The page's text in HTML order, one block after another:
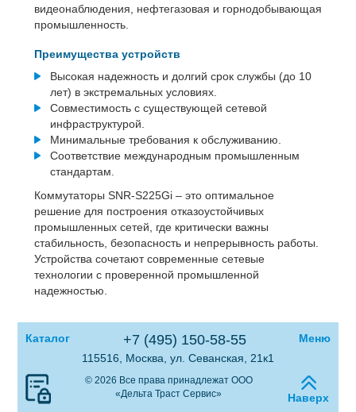
видеонаблюдения, нефтегазовая и горнодобывающая
промышленность.
Преимущества устройств
Высокая надежность и долгий срок службы (до 10
лет) в экстремальных условиях.
Совместимость с существующей сетевой
инфраструктурой.
Минимальные требования к обслуживанию.
Соответствие международным промышленным
стандартам.
Коммутаторы SNR-S225Gi – это оптимальное
решение для построения отказоустойчивых
промышленных сетей, где критически важны
стабильность, безопасность и непрерывность работы.
Устройства сочетают современные сетевые
технологии с проверенной промышленной
надежностью.
Каталог +7 (495) 150-58-55
Меню
115516, Москва, ул. Севанская, 21к1
© 2026 Все права принадлежат ООО
«Дельта Траст Сервис»
Наверх